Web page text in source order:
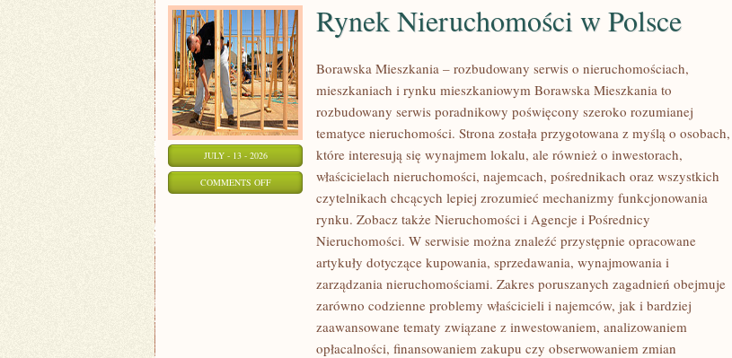
JULY - 13 - 2026
COMMENTS OFFON
NIERUCHOMOŚCI
Rynek Nieruchomości w Polsce
Borawska Mieszkania – rozbudowany serwis o nieruchomościach,
mieszkaniach i rynku mieszkaniowym Borawska Mieszkania to
rozbudowany serwis poradnikowy poświęcony szeroko rozumianej
tematyce nieruchomości. Strona została przygotowana z myślą o osobach,
które interesują się wynajmem lokalu, ale również o inwestorach,
właścicielach nieruchomości, najemcach, pośrednikach oraz wszystkich
czytelnikach chcących lepiej zrozumieć mechanizmy funkcjonowania
rynku. Zobacz także Nieruchomości i Agencje i Pośrednicy
Nieruchomości. W serwisie można znaleźć przystępnie opracowane
artykuły dotyczące kupowania, sprzedawania, wynajmowania i
zarządzania nieruchomościami. Zakres poruszanych zagadnień obejmuje
zarówno codzienne problemy właścicieli i najemców, jak i bardziej
zaawansowane tematy związane z inwestowaniem, analizowaniem
opłacalności, finansowaniem zakupu czy obserwowaniem zmian